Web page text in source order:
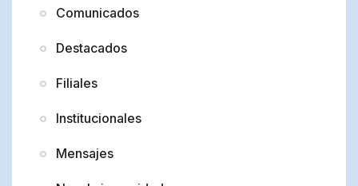
Comunicados
Destacados
Filiales
Institucionales
Mensajes